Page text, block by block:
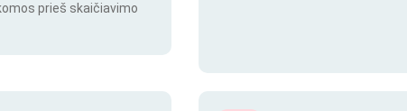
prieš skaičiavimo